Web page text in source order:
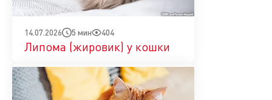
14.07.2026 5 мин 404
Липома (жировик) у кошки